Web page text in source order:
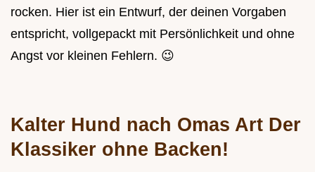
rocken. Hier ist ein Entwurf, der deinen Vorgaben
entspricht, vollgepackt mit Persönlichkeit und ohne
Angst vor kleinen Fehlern. 😉
Kalter Hund nach Omas Art Der
Klassiker ohne Backen!